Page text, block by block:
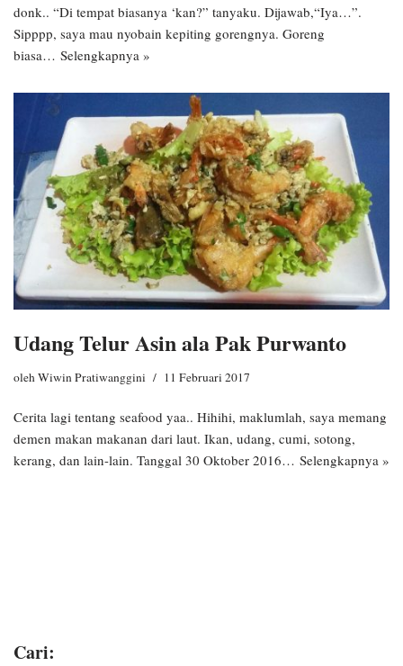
donk.. “Di tempat biasanya ‘kan?” tanyaku. Dijawab,“Iya…”.
Sipppp, saya mau nyobain kepiting gorengnya. Goreng
biasa… Selengkapnya »
Udang Telur Asin ala Pak Purwanto
olehWiwin Pratiwanggini 11 Februari 2017
Cerita lagi tentang seafood yaa.. Hihihi, maklumlah, saya memang
demen makan makanan dari laut. Ikan, udang, cumi, sotong,
kerang, dan lain-lain. Tanggal 30 Oktober 2016… Selengkapnya »
Cari: